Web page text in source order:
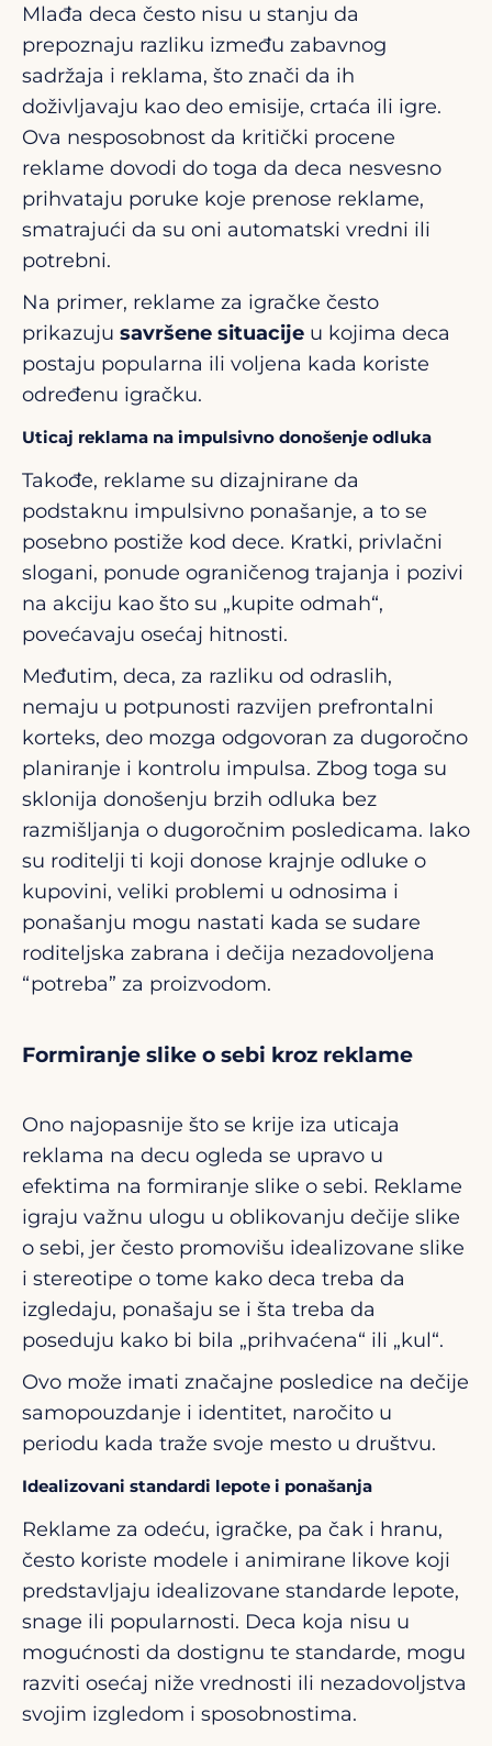
Mlađa deca često nisu u stanju da
prepoznaju razliku između zabavnog
sadržaja i reklama, što znači da ih
doživljavaju kao deo emisije, crtaća ili igre.
Ova nesposobnost da kritički procene
reklame dovodi do toga da deca nesvesno
prihvataju poruke koje prenose reklame,
smatrajući da su oni automatski vredni ili
potrebni.
Na primer, reklame za igračke često
prikazuju savršene situacije u kojima deca
postaju popularna ili voljena kada koriste
određenu igračku.
Uticaj reklama na impulsivno donošenje odluka
Takođe, reklame su dizajnirane da
podstaknu impulsivno ponašanje, a to se
posebno postiže kod dece. Kratki, privlačni
slogani, ponude ograničenog trajanja i pozivi
na akciju kao što su „kupite odmah“,
povećavaju osećaj hitnosti.
Međutim, deca, za razliku od odraslih,
nemaju u potpunosti razvijen prefrontalni
korteks, deo mozga odgovoran za dugoročno
planiranje i kontrolu impulsa. Zbog toga su
sklonija donošenju brzih odluka bez
razmišljanja o dugoročnim posledicama. Iako
su roditelji ti koji donose krajnje odluke o
kupovini, veliki problemi u odnosima i
ponašanju mogu nastati kada se sudare
roditeljska zabrana i dečija nezadovoljena
“potreba” za proizvodom.
Formiranje slike o sebi kroz reklame
Ono najopasnije što se krije iza uticaja
reklama na decu ogleda se upravo u
efektima na formiranje slike o sebi. Reklame
igraju važnu ulogu u oblikovanju dečije slike
o sebi, jer često promovišu idealizovane slike
i stereotipe o tome kako deca treba da
izgledaju, ponašaju se i šta treba da
poseduju kako bi bila „prihvaćena“ ili „kul“.
Ovo može imati značajne posledice na dečije
samopouzdanje i identitet, naročito u
periodu kada traže svoje mesto u društvu.
Idealizovani standardi lepote i ponašanja
Reklame za odeću, igračke, pa čak i hranu,
često koriste modele i animirane likove koji
predstavljaju idealizovane standarde lepote,
snage ili popularnosti. Deca koja nisu u
mogućnosti da dostignu te standarde, mogu
razviti osećaj niže vrednosti ili nezadovoljstva
svojim izgledom i sposobnostima.